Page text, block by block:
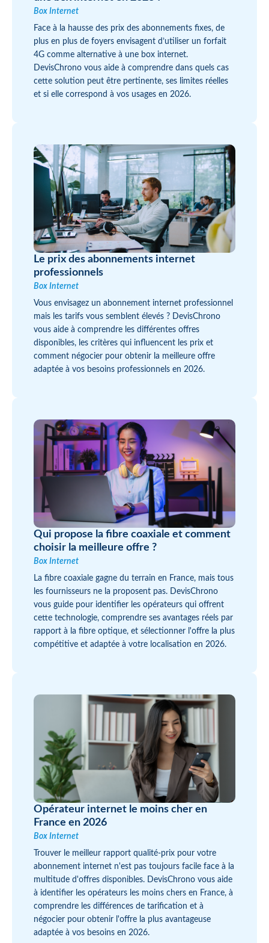
Box Internet
Face à la hausse des prix des abonnements fixes, de
plus en plus de foyers envisagent d’utiliser un forfait
4G comme alternative à une box internet.
DevisChrono vous aide à comprendre dans quels cas
cette solution peut être pertinente, ses limites réelles
et si elle correspond à vos usages en 2026.
Le prix des abonnements internet
professionnels
Box Internet
Vous envisagez un abonnement internet professionnel
mais les tarifs vous semblent élevés ? DevisChrono
vous aide à comprendre les différentes offres
disponibles, les critères qui influencent les prix et
comment négocier pour obtenir la meilleure offre
adaptée à vos besoins professionnels en 2026.
Qui propose la fibre coaxiale et comment
choisir la meilleure offre ?
Box Internet
La fibre coaxiale gagne du terrain en France, mais tous
les fournisseurs ne la proposent pas. DevisChrono
vous guide pour identifier les opérateurs qui offrent
cette technologie, comprendre ses avantages réels par
rapport à la fibre optique, et sélectionner l'offre la plus
compétitive et adaptée à votre localisation en 2026.
Opérateur internet le moins cher en
France en 2026
Box Internet
Trouver le meilleur rapport qualité-prix pour votre
abonnement internet n'est pas toujours facile face à la
multitude d'offres disponibles. DevisChrono vous aide
à identifier les opérateurs les moins chers en France, à
comprendre les différences de tarification et à
négocier pour obtenir l'offre la plus avantageuse
adaptée à vos besoins en 2026.